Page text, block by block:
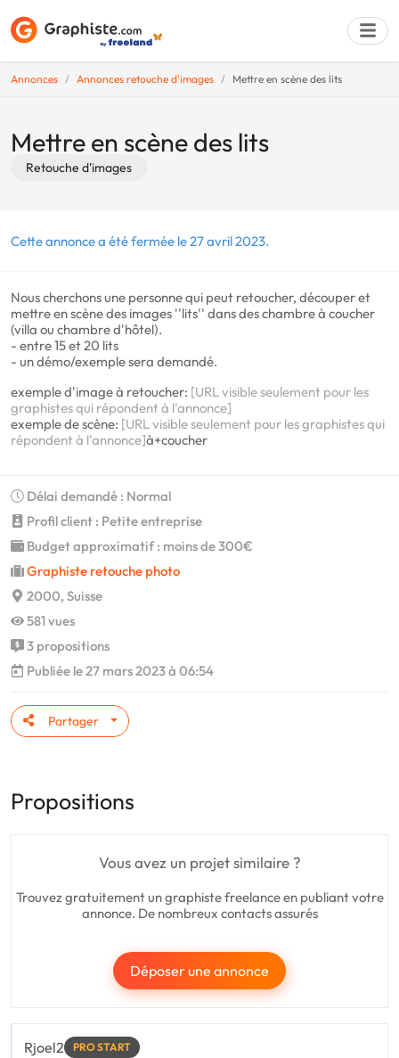
Annonces Annonces retouche d'images Mettre en scène des lits
Mettre en scène des lits
Retouche d'images
Cette annonce a été fermée le 27 avril 2023.
Nous cherchons une personne qui peut retoucher, découper et
mettre en scène des images ''lits'' dans des chambre à coucher
(villa ou chambre d'hôtel).
- entre 15 et 20 lits
- un démo/exemple sera demandé.
exemple d'image à retoucher: [URL visible seulement pour les
graphistes qui répondent à l'annonce]
exemple de scène: [URL visible seulement pour les graphistes qui
répondent à l'annonce]à+coucher
Délai demandé : Normal
Profil client : Petite entreprise
Budget approximatif : moins de 300€
Graphiste retouche photo
2000, Suisse
581 vues
3 propositions
Publiée le 27 mars 2023 à 06:54
Partager
Propositions
Vous avez un projet similaire ?
Trouvez gratuitement un graphiste freelance en publiant votre
annonce. De nombreux contacts assurés
Déposer une annonce
Rjoel2 PRO START